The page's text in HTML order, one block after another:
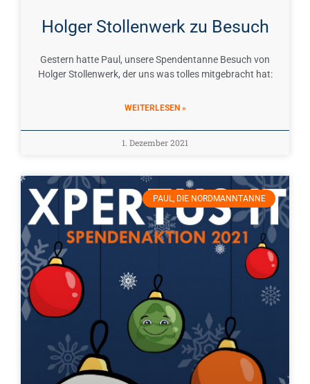
Holger Stollenwerk zu Besuch
Gestern hatte Paul, unsere Spendentanne Besuch von
Holger Stollenwerk, der uns was tolles mitgebracht hat:
WEITERLESEN »
1. Dezember 2021
PAUL, DIE NORDMANNTANNE